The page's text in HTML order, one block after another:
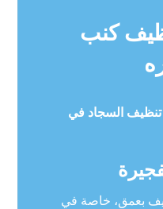
كنب
تنظيف السجاد في
بعمق، خاصة في